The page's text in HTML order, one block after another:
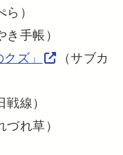
ら）
き手帳）
ズ」
（サブカ
戦線）
づれ草）